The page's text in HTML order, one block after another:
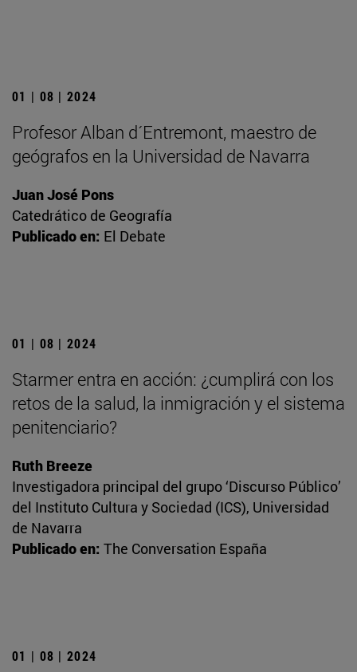
01 | 08 | 2024
Profesor Alban d´Entremont, maestro de
geógrafos en la Universidad de Navarra
Juan José Pons
Catedrático de Geografía
Publicado en: El Debate
01 | 08 | 2024
Starmer entra en acción: ¿cumplirá con los
retos de la salud, la inmigración y el sistema
penitenciario?
Ruth Breeze
Investigadora principal del grupo ‘Discurso Público’
del Instituto Cultura y Sociedad (ICS), Universidad
de Navarra
Publicado en: The Conversation España
01 | 08 | 2024